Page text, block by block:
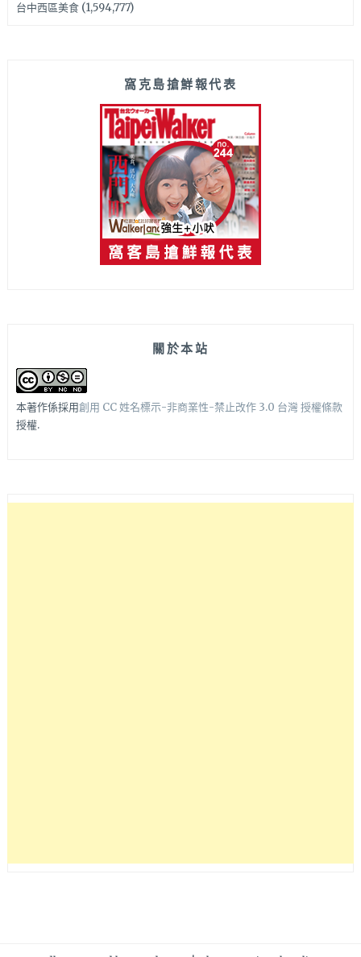
台中西區美食(1,594,777)
窩克島搶鮮報代表
關於本站
本著作係採用創用 CC 姓名標示-非商業性-禁止改作 3.0 台灣 授權條款
授權.